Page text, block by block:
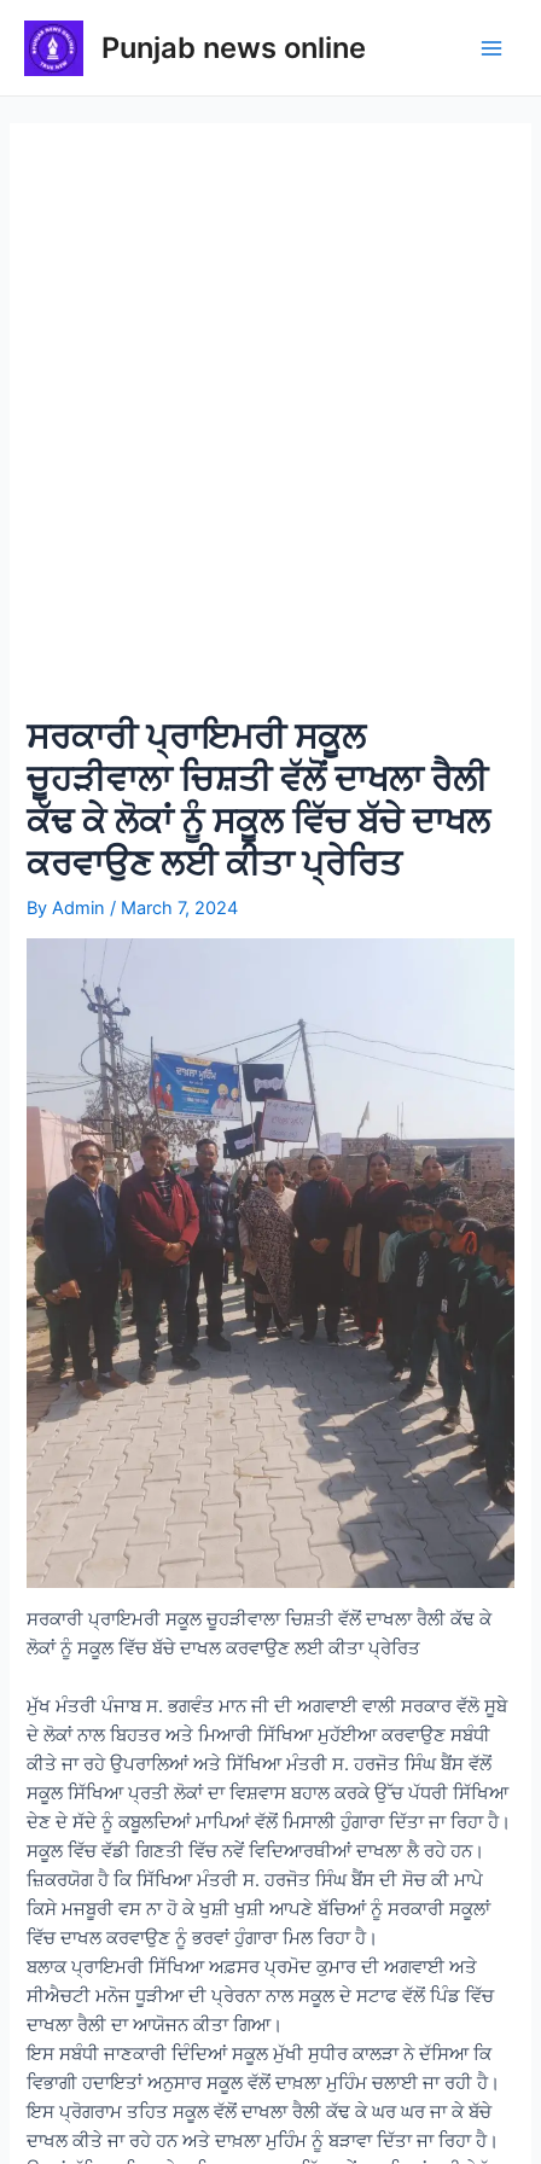
content
Punjab news online
ਸਰਕਾਰੀ ਪ੍ਰਾਇਮਰੀ ਸਕੂਲ
ਚੂਹੜੀਵਾਲਾ ਚਿਸ਼ਤੀ ਵੱਲੋਂ ਦਾਖਲਾ ਰੈਲੀ
ਕੱਢ ਕੇ ਲੋਕਾਂ ਨੂੰ ਸਕੂਲ ਵਿੱਚ ਬੱਚੇ ਦਾਖਲ
ਕਰਵਾਉਣ ਲਈ ਕੀਤਾ ਪ੍ਰੇਰਿਤ
ByAdmin/ March 7, 2024
ਸਰਕਾਰੀ ਪ੍ਰਾਇਮਰੀ ਸਕੂਲ ਚੂਹੜੀਵਾਲਾ ਚਿਸ਼ਤੀ ਵੱਲੋਂ ਦਾਖਲਾ ਰੈਲੀ ਕੱਢ ਕੇ
ਲੋਕਾਂ ਨੂੰ ਸਕੂਲ ਵਿੱਚ ਬੱਚੇ ਦਾਖਲ ਕਰਵਾਉਣ ਲਈ ਕੀਤਾ ਪ੍ਰੇਰਿਤ
ਮੁੱਖ ਮੰਤਰੀ ਪੰਜਾਬ ਸ. ਭਗਵੰਤ ਮਾਨ ਜੀ ਦੀ ਅਗਵਾਈ ਵਾਲੀ ਸਰਕਾਰ ਵੱਲੋ ਸੂਬੇ
ਦੇ ਲੋਕਾਂ ਨਾਲ ਬਿਹਤਰ ਅਤੇ ਮਿਆਰੀ ਸਿੱਖਿਆ ਮੁਹੱਈਆ ਕਰਵਾਉਣ ਸਬੰਧੀ
ਕੀਤੇ ਜਾ ਰਹੇ ਉਪਰਾਲਿਆਂ ਅਤੇ ਸਿੱਖਿਆ ਮੰਤਰੀ ਸ. ਹਰਜੋਤ ਸਿੰਘ ਬੈਂਸ ਵੱਲੋਂ
ਸਕੂਲ ਸਿੱਖਿਆ ਪ੍ਰਤੀ ਲੋਕਾਂ ਦਾ ਵਿਸ਼ਵਾਸ ਬਹਾਲ ਕਰਕੇ ਉੱਚ ਪੱਧਰੀ ਸਿੱਖਿਆ
ਦੇਣ ਦੇ ਸੱਦੇ ਨੂੰ ਕਬੂਲਦਿਆਂ ਮਾਪਿਆਂ ਵੱਲੋਂ ਮਿਸਾਲੀ ਹੁੰਗਾਰਾ ਦਿੱਤਾ ਜਾ ਰਿਹਾ ਹੈ।
ਸਕੂਲ ਵਿੱਚ ਵੱਡੀ ਗਿਣਤੀ ਵਿੱਚ ਨਵੇਂ ਵਿਦਿਆਰਥੀਆਂ ਦਾਖਲਾ ਲੈ ਰਹੇ ਹਨ।
ਜ਼ਿਕਰਯੋਗ ਹੈ ਕਿ ਸਿੱਖਿਆ ਮੰਤਰੀ ਸ. ਹਰਜੋਤ ਸਿੰਘ ਬੈਂਸ ਦੀ ਸੋਚ ਕੀ ਮਾਪੇ
ਕਿਸੇ ਮਜਬੂਰੀ ਵਸ ਨਾ ਹੋ ਕੇ ਖੁਸ਼ੀ ਖੁਸ਼ੀ ਆਪਣੇ ਬੱਚਿਆਂ ਨੂੰ ਸਰਕਾਰੀ ਸਕੂਲਾਂ
ਵਿੱਚ ਦਾਖਲ ਕਰਵਾਉਣ ਨੂੰ ਭਰਵਾਂ ਹੁੰਗਾਰਾ ਮਿਲ ਰਿਹਾ ਹੈ।
ਬਲਾਕ ਪ੍ਰਾਇਮਰੀ ਸਿੱਖਿਆ ਅਫ਼ਸਰ ਪ੍ਰਮੋਦ ਕੁਮਾਰ ਦੀ ਅਗਵਾਈ ਅਤੇ
ਸੀਐਚਟੀ ਮਨੋਜ ਧੂੜੀਆ ਦੀ ਪ੍ਰੇਰਨਾ ਨਾਲ ਸਕੂਲ ਦੇ ਸਟਾਫ ਵੱਲੋਂ ਪਿੰਡ ਵਿੱਚ
ਦਾਖਲਾ ਰੈਲੀ ਦਾ ਆਯੋਜਨ ਕੀਤਾ ਗਿਆ।
ਇਸ ਸਬੰਧੀ ਜਾਣਕਾਰੀ ਦਿੰਦਿਆਂ ਸਕੂਲ ਮੁੱਖੀ ਸੁਧੀਰ ਕਾਲੜਾ ਨੇ ਦੱਸਿਆ ਕਿ
ਵਿਭਾਗੀ ਹਦਾਇਤਾਂ ਅਨੁਸਾਰ ਸਕੂਲ ਵੱਲੋਂ ਦਾਖ਼ਲਾ ਮੁਹਿੰਮ ਚਲਾਈ ਜਾ ਰਹੀ ਹੈ।
ਇਸ ਪ੍ਰੋਗਰਾਮ ਤਹਿਤ ਸਕੂਲ ਵੱਲੋਂ ਦਾਖਲਾ ਰੈਲੀ ਕੱਢ ਕੇ ਘਰ ਘਰ ਜਾ ਕੇ ਬੱਚੇ
ਦਾਖਲ ਕੀਤੇ ਜਾ ਰਹੇ ਹਨ ਅਤੇ ਦਾਖ਼ਲਾ ਮੁਹਿੰਮ ਨੂੰ ਬੜਾਵਾ ਦਿੱਤਾ ਜਾ ਰਿਹਾ ਹੈ।